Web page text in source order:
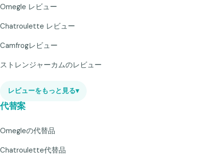
Omegle レビュー
Chatroulette レビュー
Camfrogレビュー
ストレンジャーカムのレビュー
レビューをもっと見る▾
代替案
Omegleの代替品
Chatroulette代替品